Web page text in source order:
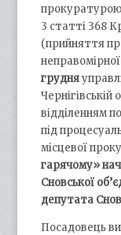
прокуратурою
3 статті 368
(прийняття
грудня
Чернігівській
відділенням
під
місцевої
гарячому»
Сновської
депутата
Посадовець